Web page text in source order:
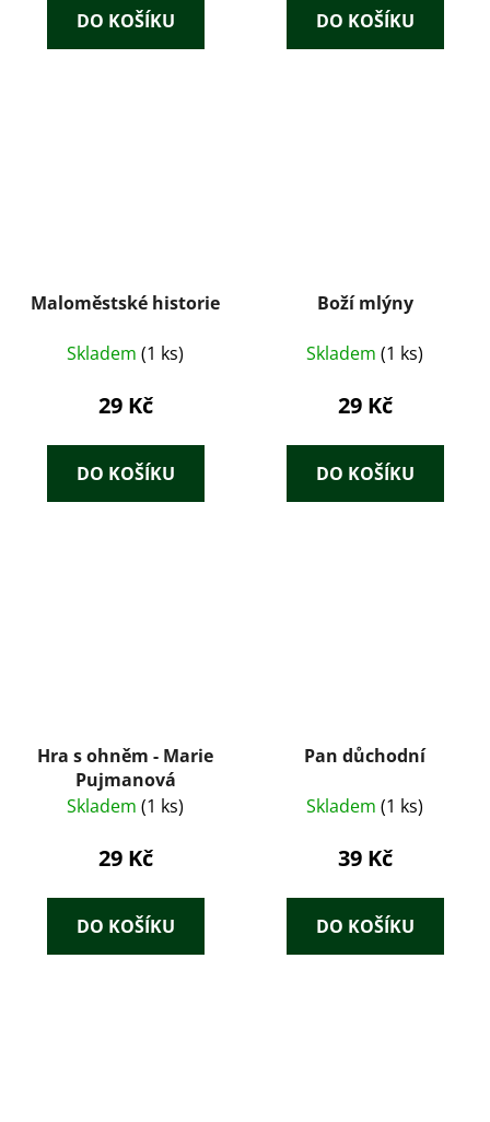
DO KOŠÍKU DO KOŠÍKU
Maloměstské historie
Skladem (1 ks)
29 Kč
DO KOŠÍKU
Boží mlýny
Skladem (1 ks)
29 Kč
DO KOŠÍKU
Hra s ohněm - Marie
Pujmanová
Skladem (1 ks)
29 Kč
DO KOŠÍKU
Pan důchodní
Skladem (1 ks)
39 Kč
DO KOŠÍKU